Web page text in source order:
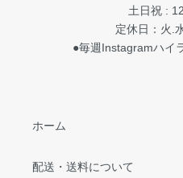
土日祝 :
定休日：火.
●毎週Instagramハイ
ホーム
配送・送料について